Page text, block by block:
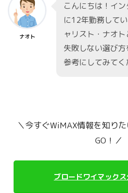
ナオト
こんにちは！イ
に12年勤務して
ャリスト・ナオ
失敗しない選び
参考にしてみてく
＼今すぐWiMAX情報を知り
GO！／
ブロードワイマック